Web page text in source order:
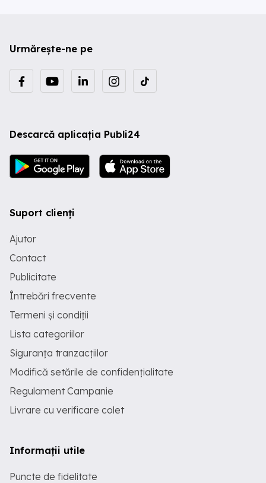
Urmărește-ne pe
Descarcă aplicația Publi24
Suport clienți
Ajutor
Contact
Publicitate
Întrebări frecvente
Termeni și condiții
Lista categoriilor
Siguranța tranzacțiilor
Modifică setările de confidențialitate
Regulament Campanie
Livrare cu verificare colet
Informații utile
Puncte de fidelitate